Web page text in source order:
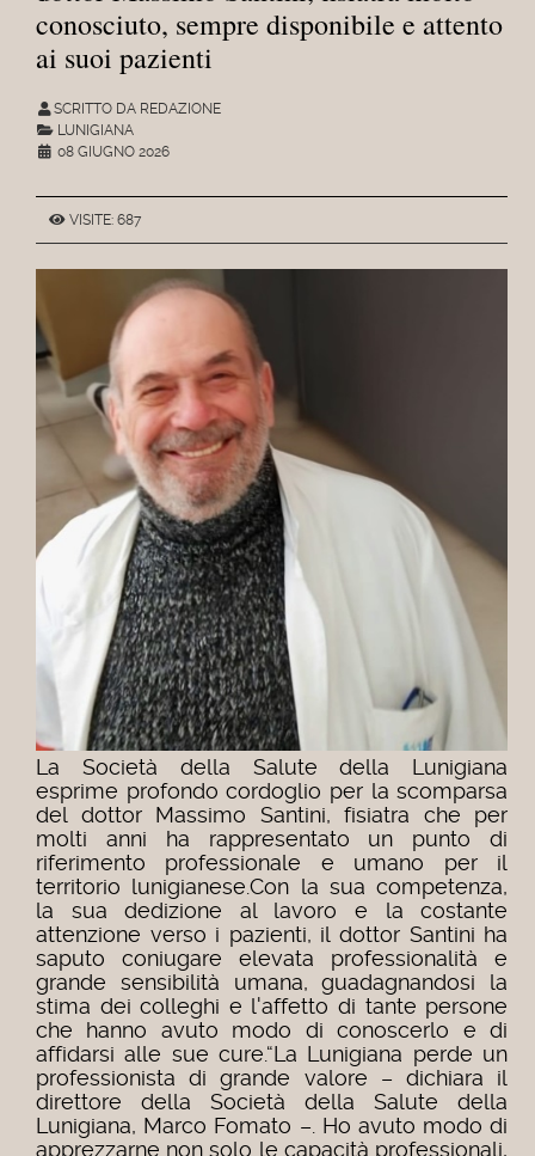
conosciuto, sempre disponibile e attento
ai suoi pazienti
SCRITTO DA REDAZIONE
LUNIGIANA
08 GIUGNO 2026
VISITE: 687
La Società della Salute della Lunigiana
esprime profondo cordoglio per la scomparsa
del dottor Massimo Santini, fisiatra che per
molti anni ha rappresentato un punto di
riferimento professionale e umano per il
territorio lunigianese.Con la sua competenza,
la sua dedizione al lavoro e la costante
attenzione verso i pazienti, il dottor Santini ha
saputo coniugare elevata professionalità e
grande sensibilità umana, guadagnandosi la
stima dei colleghi e l'affetto di tante persone
che hanno avuto modo di conoscerlo e di
affidarsi alle sue cure.“La Lunigiana perde un
professionista di grande valore – dichiara il
direttore della Società della Salute della
Lunigiana, Marco Fomato –. Ho avuto modo di
apprezzarne non solo le capacità professionali,